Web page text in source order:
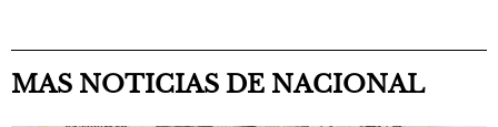
MAS NOTICIAS DE NACIONAL